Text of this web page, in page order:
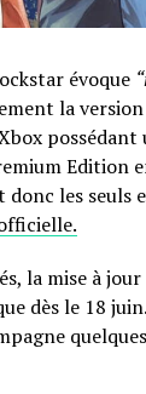
évoque
la
Edition
donc les seuls
la mise à
dès le 18